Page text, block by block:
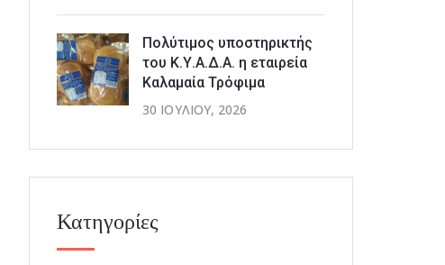
Πολύτιμος υποστηρικτής
του Κ.Υ.Α.Δ.Α. η εταιρεία
Καλαμαία Τρόφιμα
30 ΙΟΥΛΊΟΥ, 2026
Κατηγορίες